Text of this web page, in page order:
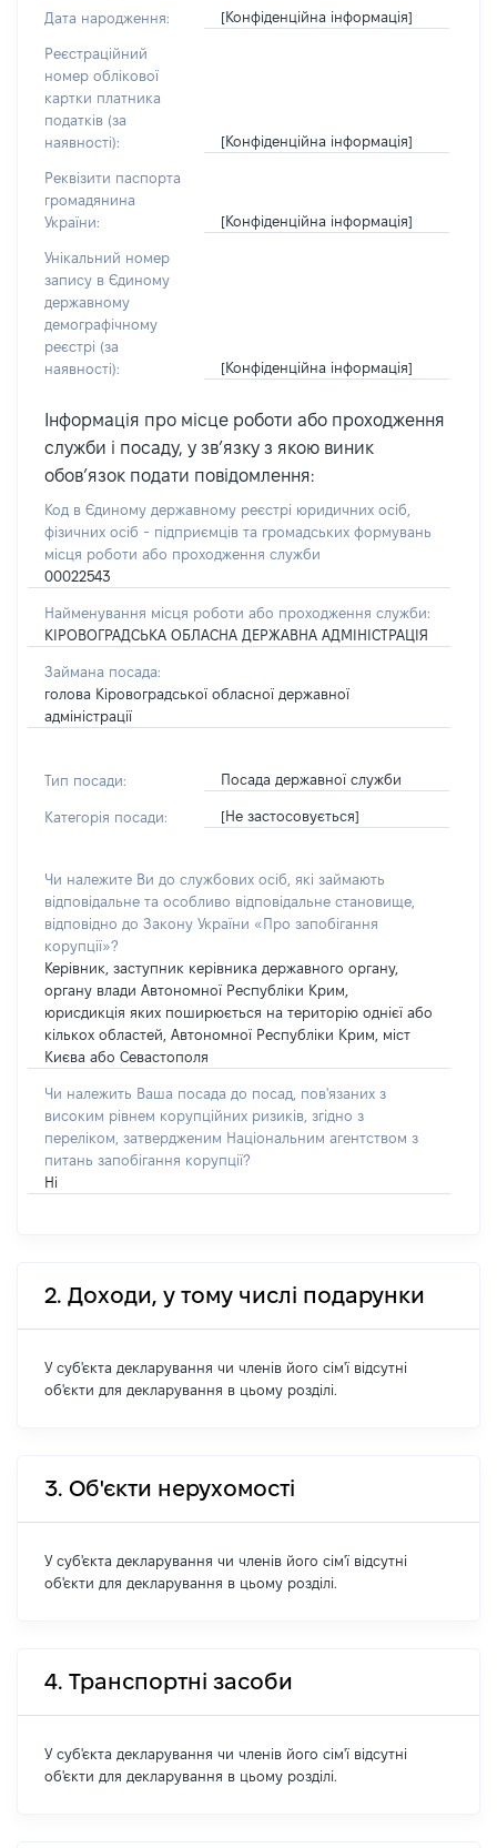
Дата народження: [Конфіденційна інформація]
Реєстраційний
номер облікової
картки платника
податків (за
наявності):
[Конфіденційна інформація]
Реквізити паспорта
громадянина
України:
[Конфіденційна інформація]
Унікальний номер
запису в Єдиному
державному
демографічному
реєстрі (за
наявності):
[Конфіденційна інформація]
Інформація про місце роботи або проходження
служби і посаду, у зв’язку з якою виник
обов’язок подати повідомлення:
Код в Єдиному державному реєстрі юридичних осіб,
фізичних осіб - підприємців та громадських формувань
місця роботи або проходження служби
00022543
Найменування місця роботи або проходження служби:
КІРОВОГРАДСЬКА ОБЛАСНА ДЕРЖАВНА АДМІНІСТРАЦІЯ
Займана посада:
голова Кіровоградської обласної державної
адміністрації
Тип посади: Посада державної служби
Категорія посади: [Не застосовується]
Чи належите Ви до службових осіб, які займають
відповідальне та особливо відповідальне становище,
відповідно до Закону України «Про запобігання
корупції»?
Керівник, заступник керівника державного органу,
органу влади Автономної Республіки Крим,
юрисдикція яких поширюється на територію однієї або
кількох областей, Автономної Республіки Крим, міст
Києва або Севастополя
Чи належить Ваша посада до посад, пов'язаних з
високим рівнем корупційних ризиків, згідно з
переліком, затвердженим Національним агентством з
питань запобігання корупції?
Ні
2. Доходи, у тому числі подарунки
У суб'єкта декларування чи членів його сім'ї відсутні
об'єкти для декларування в цьому розділі.
3. Об'єкти нерухомості
У суб'єкта декларування чи членів його сім'ї відсутні
об'єкти для декларування в цьому розділі.
4. Транспортні засоби
У суб'єкта декларування чи членів його сім'ї відсутні
об'єкти для декларування в цьому розділі.